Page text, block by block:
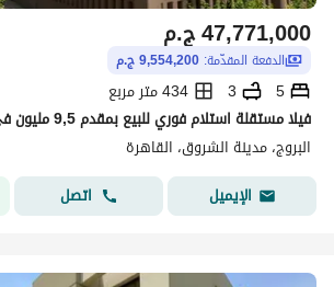
ج.م47,771,000
الدفعة المقدّمة: 9,554,200 ج.م
5
3
434 متر مربع
البروج، مدينة الشروق، القاهرة
الإيميل
اتصل